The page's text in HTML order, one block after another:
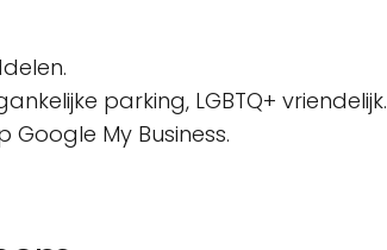
parking, LGBTQ+ vriendelijk.
Google My Business.